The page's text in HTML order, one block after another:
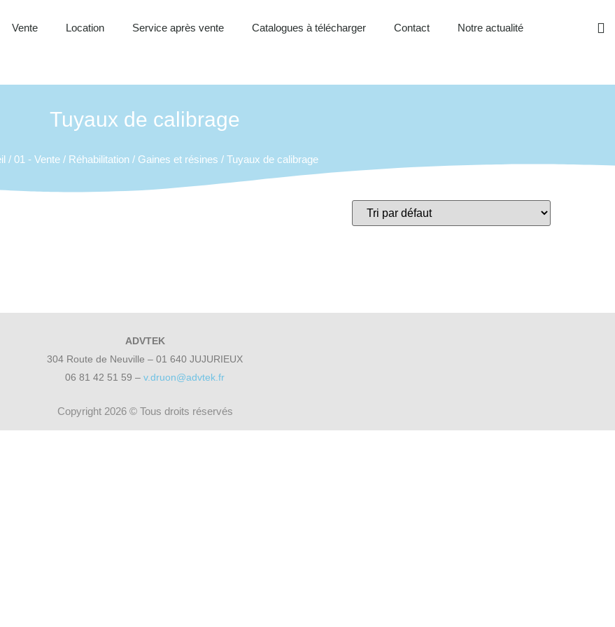
Vente Location Service après vente Catalogues à télécharger Contact Notre actualité
Tuyaux de calibrage
/ 01 - Vente/ Réhabilitation/ Gaines et résines / Tuyaux de calibrage
ADVTEK
304 Route de Neuville – 01 640 JUJURIEUX
06 81 42 51 59 – v.druon@advtek.fr
Copyright 2026 © Tous droits réservés